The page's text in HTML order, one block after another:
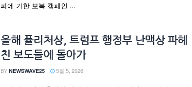
파에 가한 보복 캠페인 ...
올해 퓰리처상, 트럼프 행정부 난맥상 파헤
친 보도들에 돌아가
BY NEWSWAVE25 5월 5, 2026